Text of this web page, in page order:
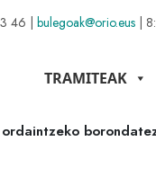
46 | bulegoak@orio.eus |
TRAMITEAK